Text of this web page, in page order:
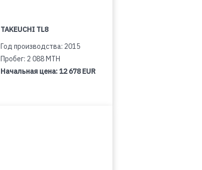
TAKEUCHI TL8
Год производства: 2015
Пробег: 2 088 MTH
Начальная цена:12 678 EUR